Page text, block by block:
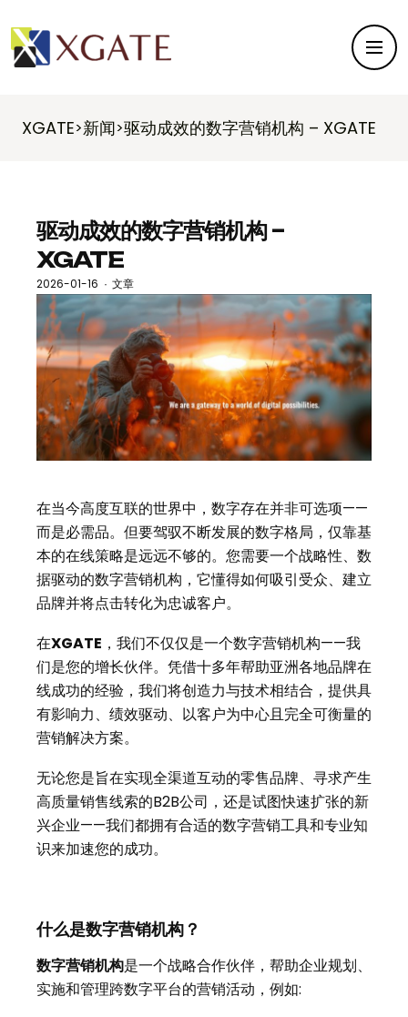
XGATE>新闻>驱动成效的数字营销机构 – XGATE
驱动成效的数字营销机构 –
XGATE
2026-01-16 · 文章
在当今高度互联的世界中，数字存在并非可选项——
而是必需品。但要驾驭不断发展的数字格局，仅靠基
本的在线策略是远远不够的。您需要一个战略性、数
据驱动的数字营销机构，它懂得如何吸引受众、建立
品牌并将点击转化为忠诚客户。
在XGATE ，我们不仅仅是一个数字营销机构——我
们是您的增长伙伴。凭借十多年帮助亚洲各地品牌在
线成功的经验，我们将创造力与技术相结合，提供具
有影响力、绩效驱动、以客户为中心且完全可衡量的
营销解决方案。
无论您是旨在实现全渠道互动的零售品牌、寻求产生
高质量销售线索的B2B公司，还是试图快速扩张的新
兴企业——我们都拥有合适的数字营销工具和专业知
识来加速您的成功。
什么是数字营销机构？
数字营销机构是一个战略合作伙伴，帮助企业规划、
实施和管理跨数字平台的营销活动，例如: